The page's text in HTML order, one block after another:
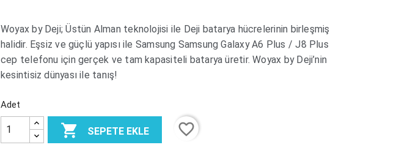
Woyax by Deji; Üstün Alman teknolojisi ile Deji batarya hücrelerinin birleşmiş
halidir. Eşsiz ve güçlü yapısı ile Samsung Samsung Galaxy A6 Plus / J8 Plus
cep telefonu için gerçek ve tam kapasiteli batarya üretir. Woyax by Deji’nin
kesintisiz dünyası ile tanış!
Adet
 SEPETE EKLE favorite_border